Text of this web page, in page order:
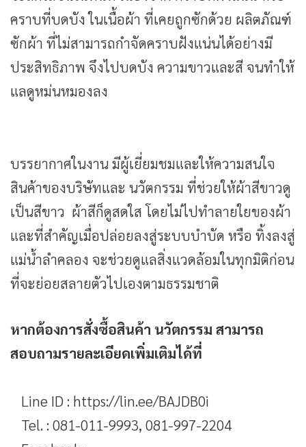
คราบที่บดบัง ในเนื้อผ้า ที่เคยถูกซักด้วย ผลิตภัณฑ์
ซักผ้า ที่ไม่สามารถกำจัดคราบฝังแน่นได้อย่างมี
ประสิทธิภาพ จึงไปบดบัง ความขาวและสี จนทำให้
แลดูหม่นหมองลง
บรรยากาศในงาน มีผู้เยี่ยมชมและให้ความสนใจ
สินค้าของบริษัทและ นวัตกรรม ที่ช่วยให้ผ้าสีขาวดู
เป็นสีขาว ผ้าสีก็ดูสดใส โดยไม่ไปทำลายใยของผ้า
และที่สำคัญเมื่อปล่อยลงสู่ระบบบำบัด หรือ ทิ้งลงสู่
แม่น้ำลำคลอง จะช่วยดูแลสิ่งแวดล้อมในทุกมิติก่อน
ที่จะย่อยสลายตัวไปเองตามธรรมชาติ
หากต้องการสั่งซื้อสินค้า นวัตกรรม สามารถ
สอบถามรายละเอียดเพิ่มเติมได้ที่
Line ID : https://lin.ee/BAJDB0i
Tel. : 081-011-9993, 081-997-2204